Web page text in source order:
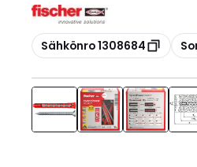
Kopioi
Sähkönro 1308684